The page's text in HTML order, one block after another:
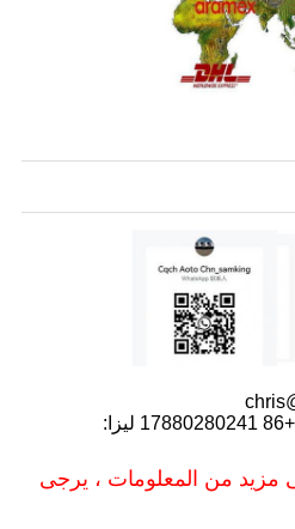
واتساب/وي شات: سامكينغ: +86 17880280241 ليزا:
مزيد من المعلومات ، يرجى